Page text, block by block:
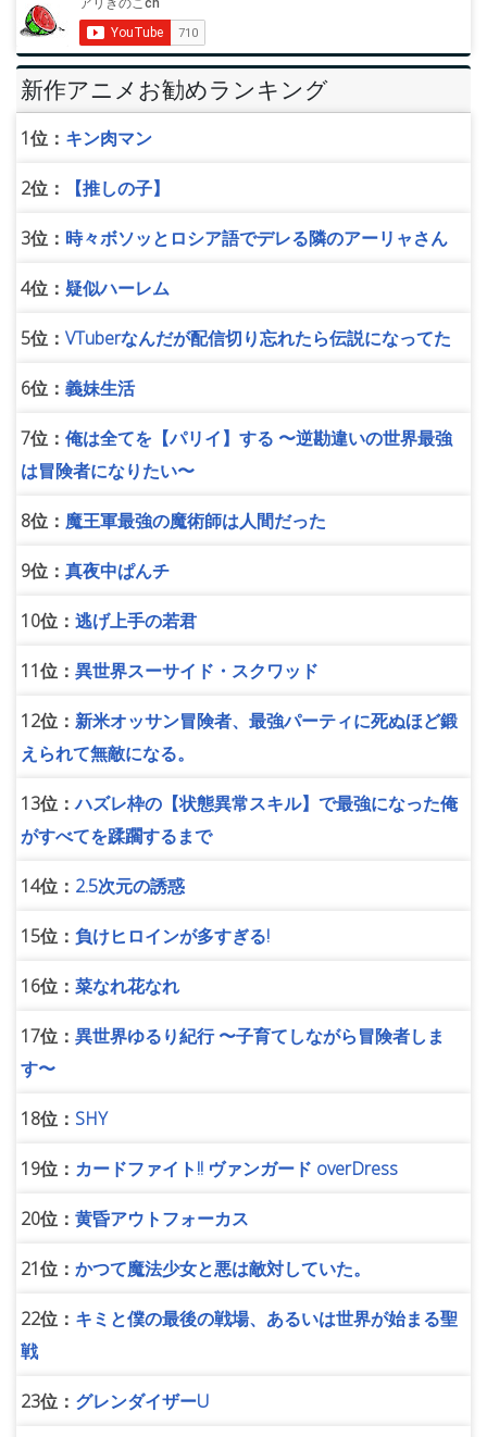
新作アニメお勧めランキング
1位： キン肉マン
2位： 【推しの子】
3位： 時々ボソッとロシア語でデレる隣のアーリャさん
4位： 疑似ハーレム
5位： VTuberなんだが配信切り忘れたら伝説になってた
6位： 義妹生活
7位： 俺は全てを【パリイ】する 〜逆勘違いの世界最強
は冒険者になりたい〜
8位： 魔王軍最強の魔術師は人間だった
9位： 真夜中ぱんチ
10位： 逃げ上手の若君
11位： 異世界スーサイド・スクワッド
12位： 新米オッサン冒険者、最強パーティに死ぬほど鍛
えられて無敵になる。
13位：ハズレ枠の【状態異常スキル】で最強になった俺
がすべてを蹂躙するまで
14位： 2.5次元の誘惑
15位： 負けヒロインが多すぎる!
16位： 菜なれ花なれ
17位： 異世界ゆるり紀行 〜子育てしながら冒険者しま
す〜
18位： SHY
19位： カードファイト!! ヴァンガード overDress
20位： 黄昏アウトフォーカス
21位： かつて魔法少女と悪は敵対していた。
22位： キミと僕の最後の戦場、あるいは世界が始まる聖
戦
23位： グレンダイザーU